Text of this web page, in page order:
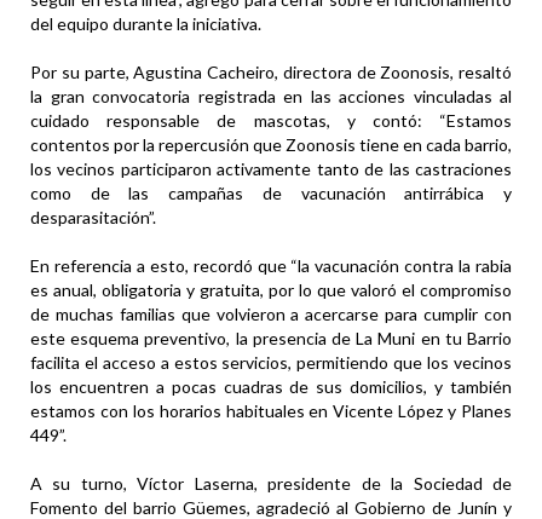
del equipo durante la iniciativa.
Por su parte, Agustina Cacheiro, directora de Zoonosis, resaltó
la gran convocatoria registrada en las acciones vinculadas al
cuidado responsable de mascotas, y contó: “Estamos
contentos por la repercusión que Zoonosis tiene en cada barrio,
los vecinos participaron activamente tanto de las castraciones
como de las campañas de vacunación antirrábica y
desparasitación”.
En referencia a esto, recordó que “la vacunación contra la rabia
es anual, obligatoria y gratuita, por lo que valoró el compromiso
de muchas familias que volvieron a acercarse para cumplir con
este esquema preventivo, la presencia de La Muni en tu Barrio
facilita el acceso a estos servicios, permitiendo que los vecinos
los encuentren a pocas cuadras de sus domicilios, y también
estamos con los horarios habituales en Vicente López y Planes
449”.
A su turno, Víctor Laserna, presidente de la Sociedad de
Fomento del barrio Güemes, agradeció al Gobierno de Junín y